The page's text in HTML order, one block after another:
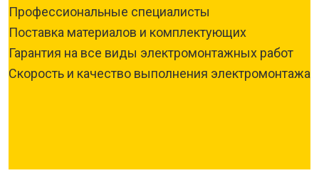
Профессиональные специалисты
Поставка материалов и комплектующих
Гарантия на все виды электромонтажных работ
Скорость и качество выполнения электромонтажа